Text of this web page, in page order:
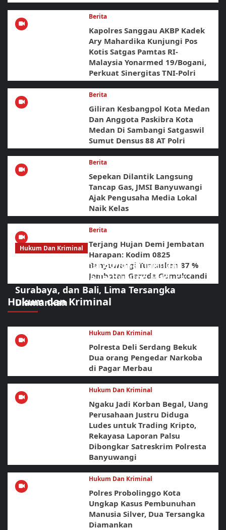
Berita
Kapolres Sanggau AKBP Kadek
Ary Mahardika Kunjungi Pos
Kotis Satgas Pamtas RI-
Malaysia Yonarmed 19/Bogani,
Perkuat Sinergitas TNI-Polri
Berita
Giliran Kesbangpol Kota Medan
Dan Anggota Paskibra Kota
Medan Di Sambangi Satgaswil
Sumut Densus 88 AT Polri
Berita
Sepekan Dilantik Langsung
Tancap Gas, JMSI Banyuwangi
Ajak Pengusaha Media Lokal
Naik Kelas
Berita
Terjang Hujan Demi Jembatan
Harapan: Kodim 0825
Banyuwangi Tuntaskan 87 %
Jembatan Garuda Gumukcandi
Hukum dan Kriminal
Hukum Dan Kriminal
BNNK Banyuwangi Bongkar Jaringan
Narkotika Diduga Terhubung Madura,
Surabaya, dan Bali, Lima Tersangka
Diamankan
Hukum Dan Kriminal
Polresta Deli Serdang Bekuk
Dua orang Pengedar Narkoba
di Pagar Merbau
Hukum Dan Kriminal
Ngaku Jadi Korban Begal, Uang
Perusahaan Justru Diduga
Ludes untuk Trading Kripto,
Rekayasa Laporan Palsu
Dibongkar Satreskrim Polresta
Banyuwangi
Hukum Dan Kriminal
Polres Probolinggo Kota
Ungkap Kasus Pembunuhan
Manusia Silver, Dua Tersangka
Diamankan